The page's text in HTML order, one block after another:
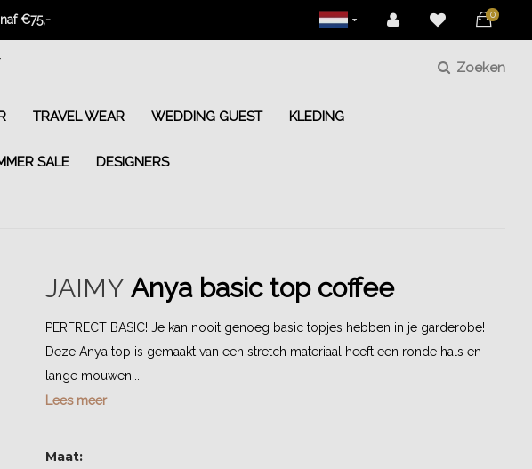
€75,- 0
Zoeken
TRAVEL WEAR WEDDING GUEST KLEDING
SALE DESIGNERS
JAIMY Anya basic top coffee
PERFRECT BASIC! Je kan nooit genoeg basic topjes hebben in je garderobe!
Deze Anya top is gemaakt van een stretch materiaal heeft een ronde hals en
lange mouwen....
Lees meer
Maat: